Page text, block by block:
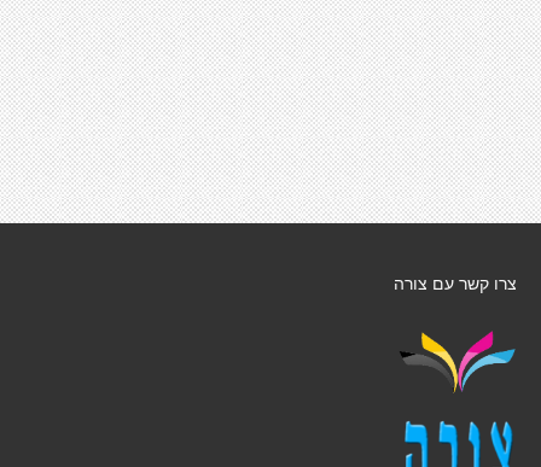
צרו קשר עם צורה